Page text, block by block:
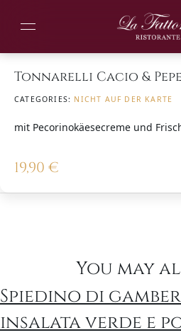
Tonnarelli Cacio & Pepe
CATEGORIES: NICHT AUF DER KARTE
mit Pecorinokäesecreme und
19,90 €
You may
Spiedino di
insalata verde e